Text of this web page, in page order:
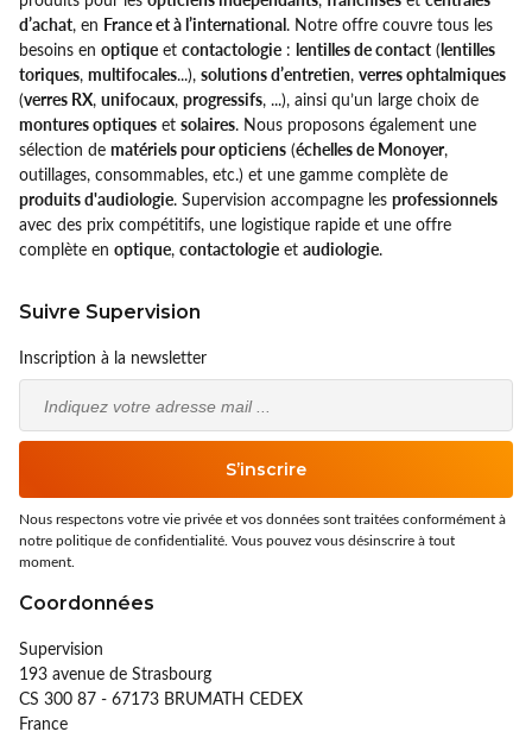
d’achat, en France et à l’international. Notre offre couvre tous les
besoins en optique et contactologie : lentilles de contact (lentilles
toriques, multifocales...), solutions d’entretien, verres ophtalmiques
(verres RX, unifocaux, progressifs, ...), ainsi qu’un large choix de
montures optiques et solaires. Nous proposons également une
sélection de matériels pour opticiens (échelles de Monoyer,
outillages, consommables, etc.) et une gamme complète de
produits d'audiologie. Supervision accompagne les professionnels
avec des prix compétitifs, une logistique rapide et une offre
complète en optique, contactologie et audiologie.
Suivre Supervision
Inscription à la newsletter
Email
S’inscrire
Nous respectons votre vie privée et vos données sont traitées conformément à
notre politique de confidentialité. Vous pouvez vous désinscrire à tout
moment.
Coordonnées
Supervision
193 avenue de Strasbourg
CS 300 87 - 67173 BRUMATH CEDEX
France